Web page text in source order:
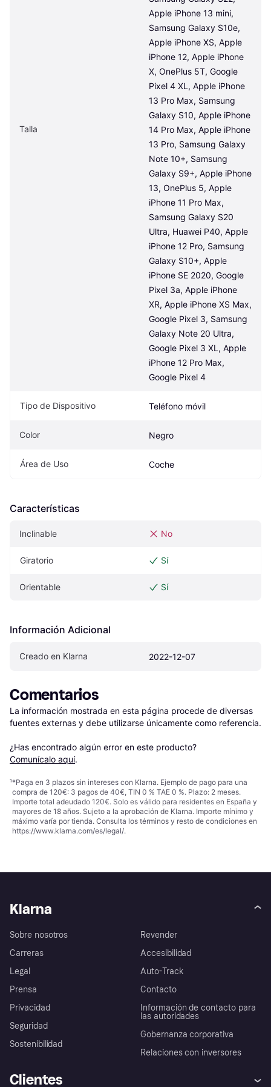
Talla
Apple iPhone 13 mini,
Samsung Galaxy S10e,
Apple iPhone XS, Apple
iPhone 12, Apple iPhone
X, OnePlus 5T, Google
Pixel 4 XL, Apple iPhone
13 Pro Max, Samsung
Galaxy S10, Apple iPhone
14 Pro Max, Apple iPhone
13 Pro, Samsung Galaxy
Note 10+, Samsung
Galaxy S9+, Apple iPhone
13, OnePlus 5, Apple
iPhone 11 Pro Max,
Samsung Galaxy S20
Ultra, Huawei P40, Apple
iPhone 12 Pro, Samsung
Galaxy S10+, Apple
iPhone SE 2020, Google
Pixel 3a, Apple iPhone
XR, Apple iPhone XS Max,
Google Pixel 3, Samsung
Galaxy Note 20 Ultra,
Google Pixel 3 XL, Apple
iPhone 12 Pro Max,
Google Pixel 4
Tipo de Dispositivo Teléfono móvil
Color Negro
Área de Uso Coche
Características
Inclinable No
Giratorio Sí
Orientable Sí
Información Adicional
Creado en Klarna 2022-12-07
Comentarios
La información mostrada en esta página procede de diversas
fuentes externas y debe utilizarse únicamente como referencia.
¿Has encontrado algún error en este producto?
Comunícalo aquí.
¹*Paga en 3 plazos sin intereses con Klarna. Ejemplo de pago para una
compra de 120€: 3 pagos de 40€, TIN 0 % TAE 0 %. Plazo: 2 meses.
Importe total adeudado 120€. Solo es válido para residentes en España y
mayores de 18 años. Sujeto a la aprobación de Klarna. Importe mínimo y
máximo varía por tienda. Consulta los términos y resto de condiciones en
https://www.klarna.com/es/legal/.
Klarna
Sobre nosotros
Carreras
Legal
Prensa
Privacidad
Seguridad
Sostenibilidad
Revender
Accesibilidad
Auto-Track
Contacto
Información de contacto para
las autoridades
Gobernanza corporativa
Relaciones con inversores
Clientes